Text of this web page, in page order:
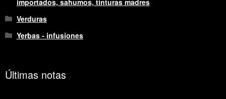
Verduras
Yerbas - infusiones
Últimas notas